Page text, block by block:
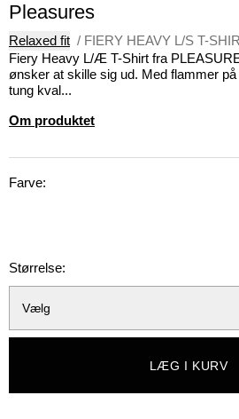
Pleasures
Relaxed fit / FIERY HEAVY L/S T-
Fiery Heavy L/Æ T-Shirt fra
ønsker at skille sig ud. Med flammer
tung kval...
Om produktet
Farve:
Størrelse:
Vælg
LÆG I KURV